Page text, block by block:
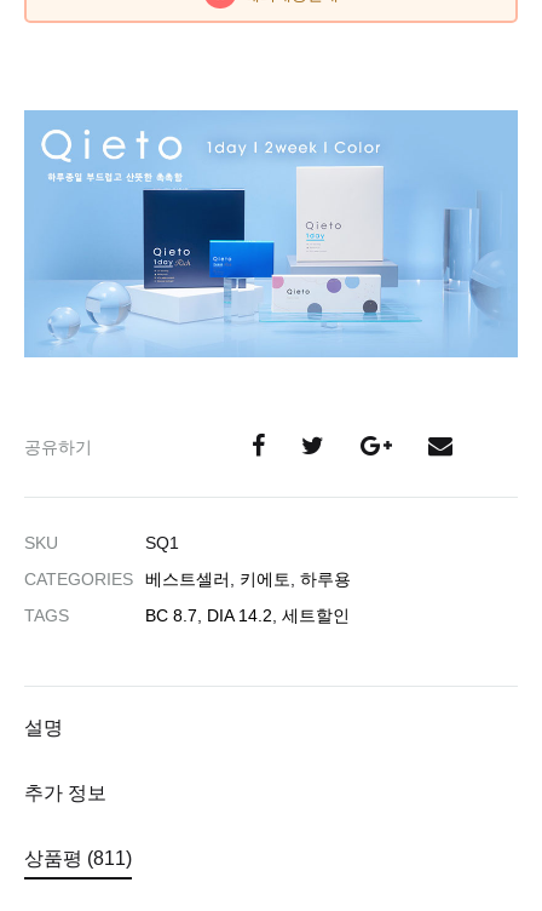
공유하기
SKU
SQ1
CATEGORIES
베스트셀러, 키에토, 하루용
TAGS
BC 8.7, DIA 14.2, 세트할인
설명
추가 정보
상품평 (811)